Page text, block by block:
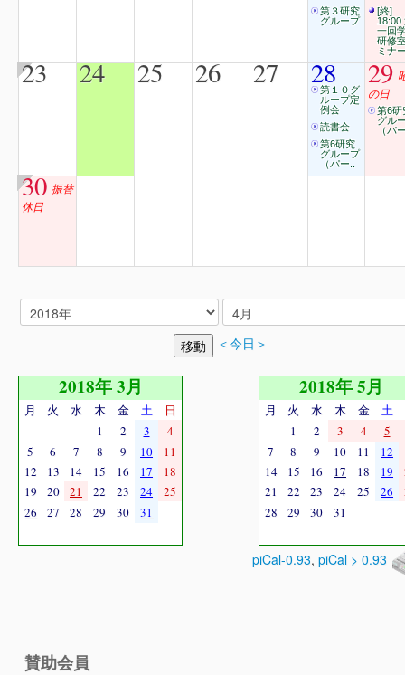
第３研究
グループ
[終]
18:00
一回
研修
ミナ
23 24 25 26 27 28
第１０グ
ループ定
例会
読書会
第6研究
グループ
（パー..
29
の日
第6研
グル
（パ
30 振替
休日
＜今日＞
2018年 3月
月 火 水 木 金 土
日
1
2 3
4
5
6 7 8 9 10
11
12
13 14 15 16 17
18
19
20 21 22 23 24
25
26
27 28 29 30 31
2018年 5月
月 火 水 木 金 土
1
2 3 4
5
7
8 9 10 11 12
14
15 16 17 18 19
21
22 23 24 25 26
28
29 30 31
piCal-0.93, piCal > 0.93
賛助会員